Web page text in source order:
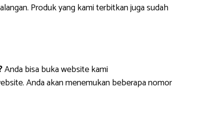
Produk yang kami terbitkan juga sudah
Anda bisa buka website kami
Anda akan menemukan beberapa nomor